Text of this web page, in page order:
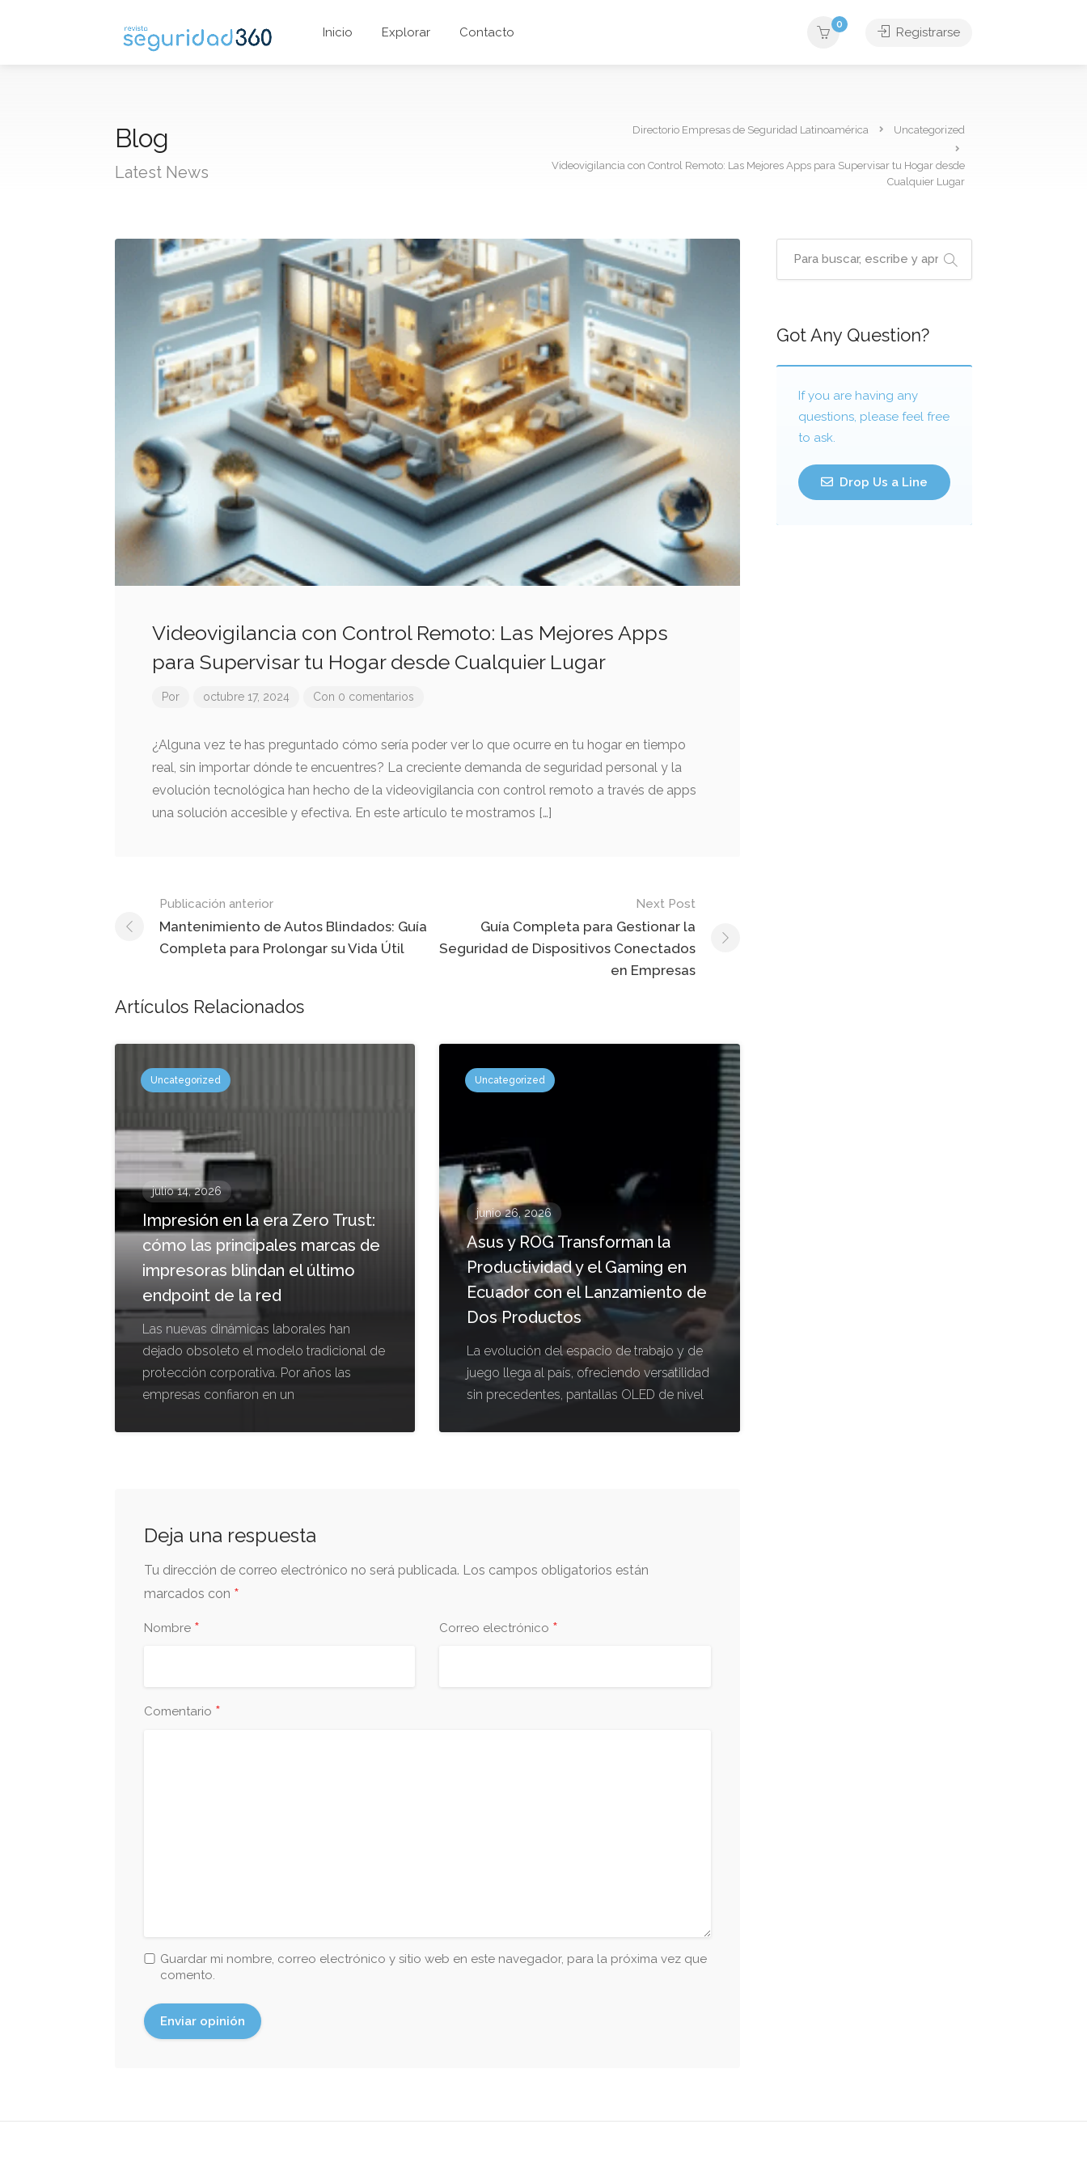
Inicio Explorar Contacto
0
Registrarse
Blog
Latest News
Directorio Empresas de Seguridad Latinoamérica Uncategorized
Videovigilancia con Control Remoto: Las Mejores Apps para Supervisar tu Hogar desde
Cualquier Lugar
Videovigilancia con Control Remoto: Las Mejores Apps
para Supervisar tu Hogar desde Cualquier Lugar
Por octubre 17, 2024 Con 0 comentarios
¿Alguna vez te has preguntado cómo sería poder ver lo que ocurre en tu hogar en tiempo
real, sin importar dónde te encuentres? La creciente demanda de seguridad personal y la
evolución tecnológica han hecho de la videovigilancia con control remoto a través de apps
una solución accesible y efectiva. En este artículo te mostramos […]
Mensaje
de
navegación
Publicación anterior
Mantenimiento de Autos Blindados: Guía
Completa para Prolongar su Vida Útil
Next Post
Guía Completa para Gestionar la
Seguridad de Dispositivos Conectados
en Empresas
Artículos Relacionados
Uncategorized
julio 14, 2026
Impresión en la era Zero Trust:
cómo las principales marcas de
impresoras blindan el último
endpoint de la red
Las nuevas dinámicas laborales han
dejado obsoleto el modelo tradicional de
protección corporativa. Por años las
empresas confiaron en un
Uncategorized
junio 26, 2026
Asus y ROG Transforman la
Productividad y el Gaming en
Ecuador con el Lanzamiento de
Dos Productos
La evolución del espacio de trabajo y de
juego llega al país, ofreciendo versatilidad
sin precedentes, pantallas OLED de nivel
Deja una respuesta
Tu dirección de correo electrónico no será publicada. Los campos obligatorios están
marcados con *
Nombre * Correo electrónico *
Comentario *
Guardar mi nombre, correo electrónico y sitio web en este navegador, para la próxima vez que
comento.
Got Any Question?
If you are having any
questions, please feel free
to ask.
Drop Us a Line